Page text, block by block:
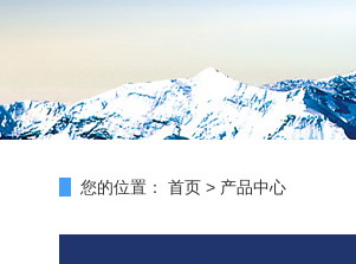
您的位置： 首页 > 产品中心